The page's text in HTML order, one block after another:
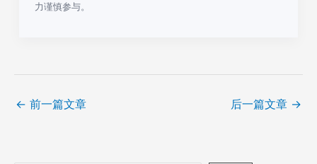
力谨慎参与。
← 前一篇文章 后一篇文章 →